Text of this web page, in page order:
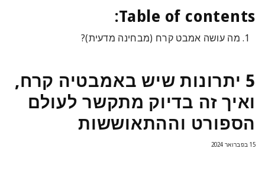
Table of contents:
מה עושה אמבט קרח (מבחינה מדעית)?
5 יתרונות שיש באמבטיה קרח,
ואיך זה בדיוק מתקשר לעולם
הספורט וההתאוששות
15 בפברואר 2024